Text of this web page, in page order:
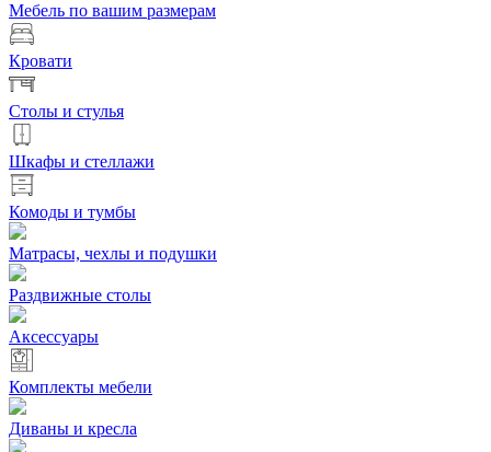
Мебель по вашим размерам
Кровати
Столы и стулья
Шкафы и стеллажи
Комоды и тумбы
Матрасы, чехлы и подушки
Раздвижные столы
Аксессуары
Комплекты мебели
Диваны и кресла